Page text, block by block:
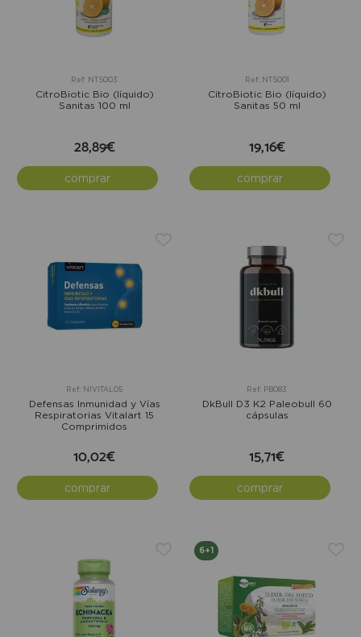
Ref: NTS003
CitroBiotic Bio (líquido)
Sanitas 100 ml
28,89€
comprar
Ref: NTS001
CitroBiotic Bio (líquido)
Sanitas 50 ml
19,16€
comprar
Ref: NIVITAL05
Defensas Inmunidad y Vías
Respiratorias Vitalart 15
Comprimidos
10,02€
comprar
Ref: PB083
DkBull D3 K2 Paleobull 60
cápsulas
15,71€
comprar
6+1